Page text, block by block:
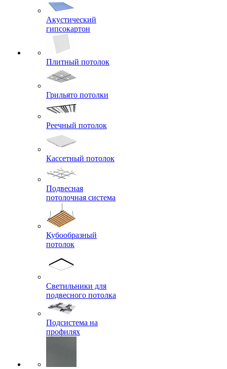
Акустический
гипсокартон
Плитный потолок
Грильято потолки
Реечный потолок
Кассетный потолок
Подвесная
потолочная система
Кубообразный
потолок
Светильники для
подвесного потолка
Подсистема на
профилях